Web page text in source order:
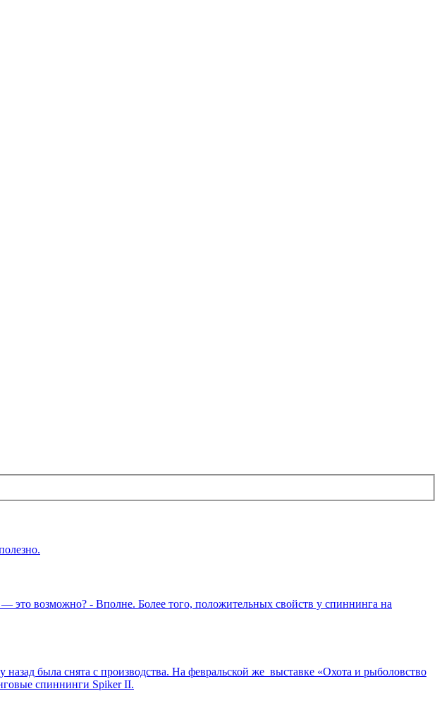
возможно? - Вполне. Более того, положительных свойств у спиннинга на
была снята с производства. На февральской же выставке «Охота и рыболовство
спиннинги Spiker II.